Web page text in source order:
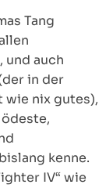
Tang
und auch
in der
wie nix gutes),
kenne.
IV“ wie